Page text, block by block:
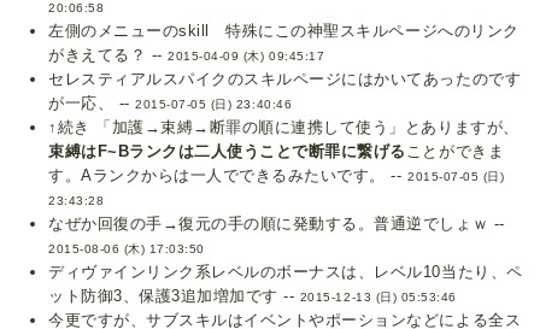
20:06:58
左側のメニューのskill 特殊にこの神聖スキルページへのリンク
がきえてる？ --2015-04-09 (木) 09:45:17
セレスティアルスパイクのスキルページにはかいてあったのです
が一応、 --2015-07-05 (日) 23:40:46
↑続き 「加護→束縛→断罪の順に連携して使う」とありますが、
束縛はF~Bランクは二人使うことで断罪に繋げる ことができま
す。Aランクからは一人でできるみたいです。 -- 2015-07-05 (日)
23:43:28
なぜか回復の手→復元の手の順に発動する。普通逆でしょｗ --
2015-08-06 (木) 17:03:50
ディヴァインリンク系レベルのボーナスは、レベル10当たり、ペ
ット防御3、保護3追加増加です -- 2015-12-13 (日) 05:53:46
今更ですが、サブスキルはイベントやポーションなどによる全ス